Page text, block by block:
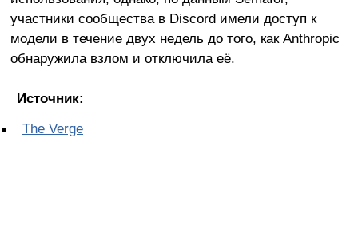
участники сообщества в Discord имели доступ к
модели в течение двух недель до того, как Anthropic
обнаружила взлом и отключила её.
Источник:
The Verge